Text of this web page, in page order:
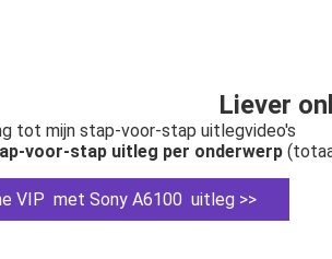
Liever
tot mijn stap-voor-stap uitlegvideo's
voor-stap uitleg per onderwerp
VIP met Sony A6100 uitleg >>